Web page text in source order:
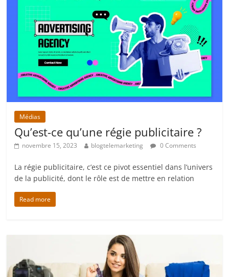
Médias
Qu’est-ce qu’une régie publicitaire ?
novembre 15, 2023 blogtelemarketing 0 Comments
La régie publicitaire, c’est ce pivot essentiel dans l’univers
de la publicité, dont le rôle est de mettre en relation
Read more